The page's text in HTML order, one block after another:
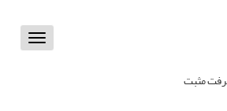
Toggle
مثبت